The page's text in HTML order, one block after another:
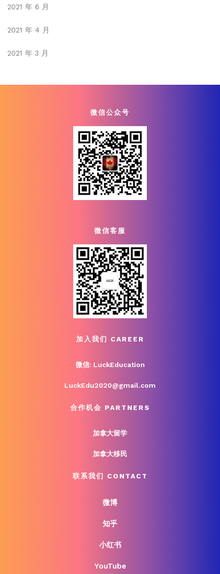
2021 年 6 月
2021 年 4 月
2021 年 3 月
微信公众号
微信客服
加入我们 CAREER
微信: LuckEducation
LuckEdu2020@gmail.com
合作机会 PARTNERS
加拿大留学
加拿大移民
联系我们 CONTACT
微博
知乎
小红书
YouTube